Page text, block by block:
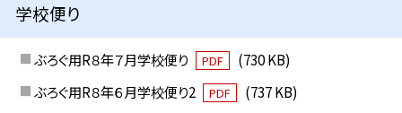
学校便り
ぶろぐ用R８年７月学校便り PDF
(730 KB)
ぶろぐ用R８年６月学校便り2
PDF (737 KB)